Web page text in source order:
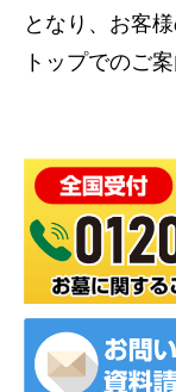
となり、お客
トップでのご